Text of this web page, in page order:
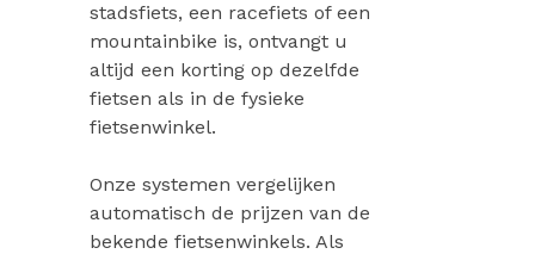
stadsfiets, een racefiets of een
mountainbike is, ontvangt u
altijd een korting op dezelfde
fietsen als in de fysieke
fietsenwinkel.
Onze systemen vergelijken
automatisch de prijzen van de
bekende fietsenwinkels. Als